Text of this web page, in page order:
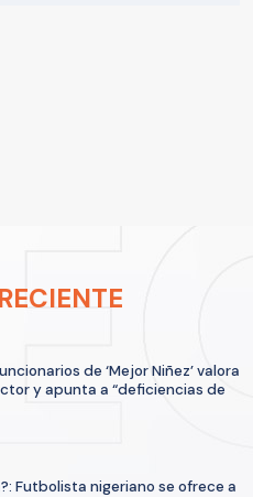
de ‘Mejor Niñez’ valora
y apunta a “deficiencias de
Futbolista nigeriano se ofrece a